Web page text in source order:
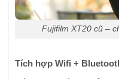
Fujifilm XT20 cũ –
Tích hợp Wifi +